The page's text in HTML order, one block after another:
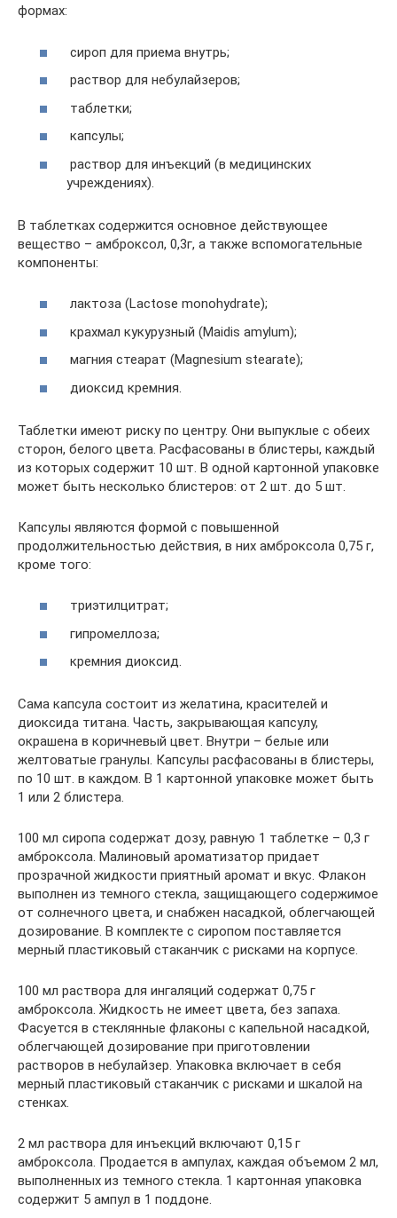
формах:
сироп для приема внутрь;
раствор для небулайзеров;
таблетки;
капсулы;
раствор для инъекций (в медицинских
учреждениях).
В таблетках содержится основное действующее
вещество – амброксол, 0,3г, а также вспомогательные
компоненты:
лактоза (Lactose monohydrate);
крахмал кукурузный (Maidis amylum);
магния стеарат (Magnesium stearate);
диоксид кремния.
Таблетки имеют риску по центру. Они выпуклые с обеих
сторон, белого цвета. Расфасованы в блистеры, каждый
из которых содержит 10 шт. В одной картонной упаковке
может быть несколько блистеров: от 2 шт. до 5 шт.
Капсулы являются формой с повышенной
продолжительностью действия, в них амброксола 0,75 г,
кроме того:
триэтилцитрат;
гипромеллоза;
кремния диоксид.
Сама капсула состоит из желатина, красителей и
диоксида титана. Часть, закрывающая капсулу,
окрашена в коричневый цвет. Внутри – белые или
желтоватые гранулы. Капсулы расфасованы в блистеры,
по 10 шт. в каждом. В 1 картонной упаковке может быть
1 или 2 блистера.
100 мл сиропа содержат дозу, равную 1 таблетке – 0,3 г
амброксола. Малиновый ароматизатор придает
прозрачной жидкости приятный аромат и вкус. Флакон
выполнен из темного стекла, защищающего содержимое
от солнечного цвета, и снабжен насадкой, облегчающей
дозирование. В комплекте с сиропом поставляется
мерный пластиковый стаканчик с рисками на корпусе.
100 мл раствора для ингаляций содержат 0,75 г
амброксола. Жидкость не имеет цвета, без запаха.
Фасуется в стеклянные флаконы с капельной насадкой,
облегчающей дозирование при приготовлении
растворов в небулайзер. Упаковка включает в себя
мерный пластиковый стаканчик с рисками и шкалой на
стенках.
2 мл раствора для инъекций включают 0,15 г
амброксола. Продается в ампулах, каждая объемом 2 мл,
выполненных из темного стекла. 1 картонная упаковка
содержит 5 ампул в 1 поддоне.